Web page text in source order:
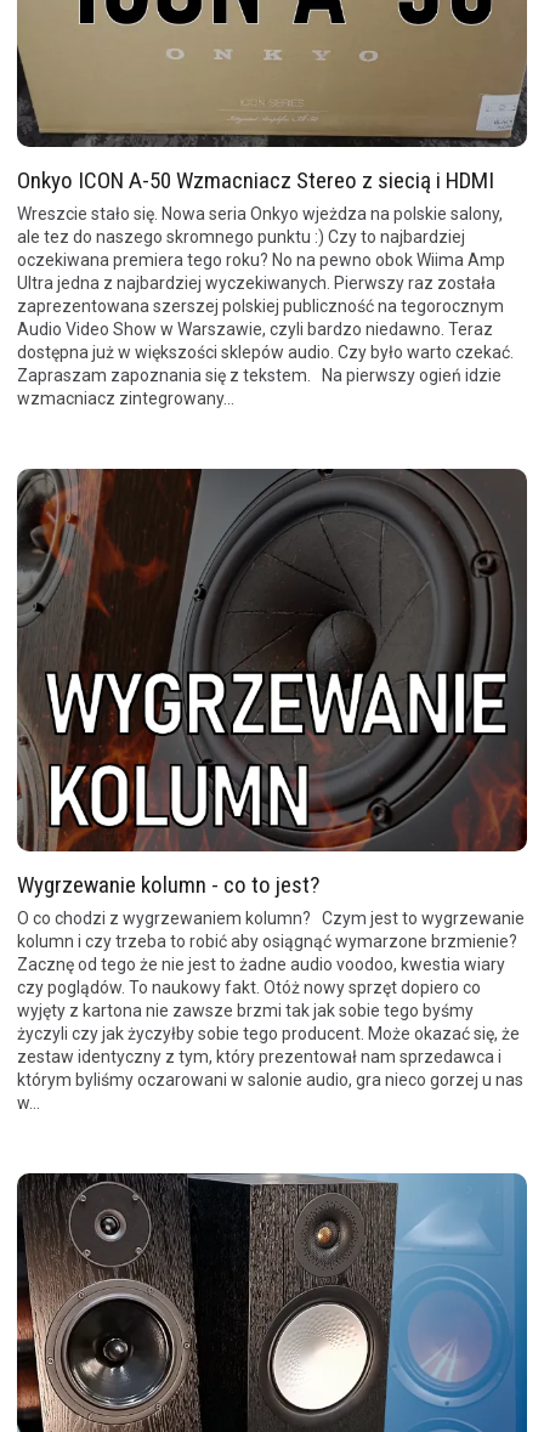
Onkyo ICON A-50 Wzmacniacz Stereo z siecią i HDMI
Wreszcie stało się. Nowa seria Onkyo wjeżdza na polskie salony,
ale tez do naszego skromnego punktu :) Czy to najbardziej
oczekiwana premiera tego roku? No na pewno obok Wiima Amp
Ultra jedna z najbardziej wyczekiwanych. Pierwszy raz została
zaprezentowana szerszej polskiej publiczność na tegorocznym
Audio Video Show w Warszawie, czyli bardzo niedawno. Teraz
dostępna już w większości sklepów audio. Czy było warto czekać.
Zapraszam zapoznania się z tekstem. Na pierwszy ogień idzie
wzmacniacz zintegrowany...
Wygrzewanie kolumn - co to jest?
O co chodzi z wygrzewaniem kolumn? Czym jest to wygrzewanie
kolumn i czy trzeba to robić aby osiągnąć wymarzone brzmienie?
Zacznę od tego że nie jest to żadne audio voodoo, kwestia wiary
czy poglądów. To naukowy fakt. Otóż nowy sprzęt dopiero co
wyjęty z kartona nie zawsze brzmi tak jak sobie tego byśmy
życzyli czy jak życzyłby sobie tego producent. Może okazać się, że
zestaw identyczny z tym, który prezentował nam sprzedawca i
którym byliśmy oczarowani w salonie audio, gra nieco gorzej u nas
w...